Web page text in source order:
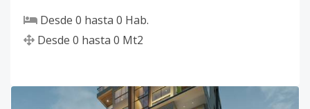
Desde 0 hasta 0 Hab.
Desde 0 hasta 0 Mt2